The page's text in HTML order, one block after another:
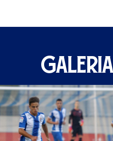
GALERIA